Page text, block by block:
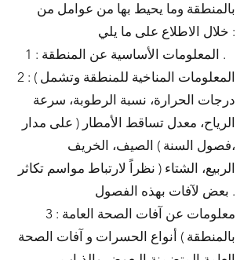
بالمنطقة وما يحيط بها من عوامل من
خلال الاطلاع على ما يلي :
1 : المعلومات الأساسية عن المنطقة .
2 : المعلومات المناخية للمنطقة وتشمل )
درجات الحرارة، نسبة الرطوبة، سرعة
الرياح، معدل تساقط الأمطار ( على مدار
فصول السنة ) الصيف، الخريف،
الربيع، الشتاء ( نظراً لارتباط مواسم تكاثر
بعض لآفات بهذه الفصول .
3 : معلومات عن آفات الصحة العامة
بالمنطقة ) أنواع الحسرات و آفات الصحة